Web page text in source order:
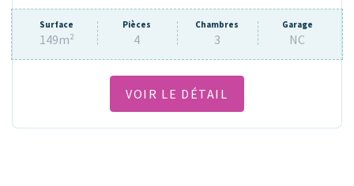
Surface
149m²
Pièces
4
Chambres
3
Garage
NC
VOIR LE DÉTAIL